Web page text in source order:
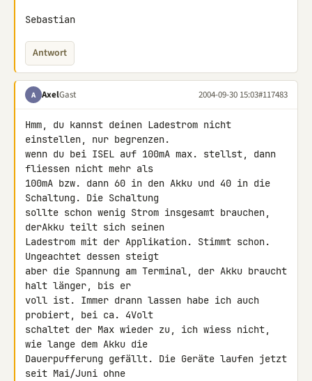
Sebastian
Antwort
A AxelGast 2004-09-30 15:03#117483
Hmm, du kannst deinen Ladestrom nicht
einstellen, nur begrenzen.
wenn du bei ISEL auf 100mA max. stellst, dann
fliessen nicht mehr als
100mA bzw. dann 60 in den Akku und 40 in die
Schaltung. Die Schaltung
sollte schon wenig Strom insgesamt brauchen,
derAkku teilt sich seinen
Ladestrom mit der Applikation. Stimmt schon.
Ungeachtet dessen steigt
aber die Spannung am Terminal, der Akku braucht
halt länger, bis er
voll ist. Immer drann lassen habe ich auch
probiert, bei ca. 4Volt
schaltet der Max wieder zu, ich wiess nicht,
wie lange dem Akku die
Dauerpufferung gefällt. Die Geräte laufen jetzt
seit Mai/Juni ohne